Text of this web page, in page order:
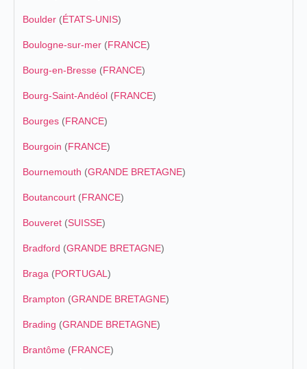
Boulder (ÉTATS-UNIS)
Boulogne-sur-mer (FRANCE)
Bourg-en-Bresse (FRANCE)
Bourg-Saint-Andéol (FRANCE)
Bourges (FRANCE)
Bourgoin (FRANCE)
Bournemouth (GRANDE BRETAGNE)
Boutancourt (FRANCE)
Bouveret (SUISSE)
Bradford (GRANDE BRETAGNE)
Braga (PORTUGAL )
Brampton (GRANDE BRETAGNE)
Brading (GRANDE BRETAGNE)
Brantôme (FRANCE)